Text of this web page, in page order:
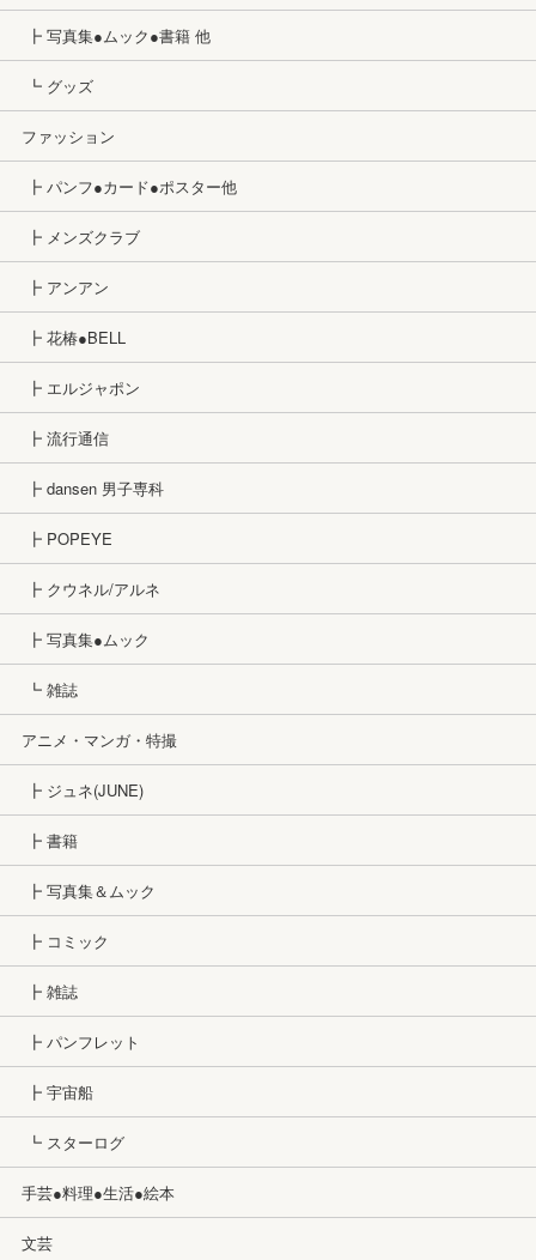
┣ 写真集●ムック●書籍 他
┗ グッズ
ファッション
┣ パンフ●カード●ポスター他
┣ メンズクラブ
┣ アンアン
┣ 花椿●BELL
┣ エルジャポン
┣ 流行通信
┣ dansen 男子専科
┣ POPEYE
┣ クウネル/アルネ
┣ 写真集●ムック
┗ 雑誌
アニメ・マンガ・特撮
┣ ジュネ(JUNE)
┣ 書籍
┣ 写真集＆ムック
┣ コミック
┣ 雑誌
┣ パンフレット
┣ 宇宙船
┗ スターログ
手芸●料理●生活●絵本
文芸